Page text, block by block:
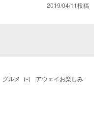
2019/04/11投稿
グルメ（-）
アウェイお楽しみ